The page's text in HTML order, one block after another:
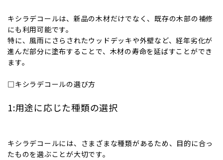
キシラデコールは、新品の木材だけでなく、既存の木部の補修
にも利用可能です。
特に、風雨にさらされたウッドデッキや外壁など、経年劣化が
進んだ部分に塗布することで、木材の寿命を延ばすことができ
ます。
□キシラデコールの選び方
1:用途に応じた種類の選択
キシラデコールには、さまざまな種類があるため、目的に合っ
たものを選ぶことが大切です。